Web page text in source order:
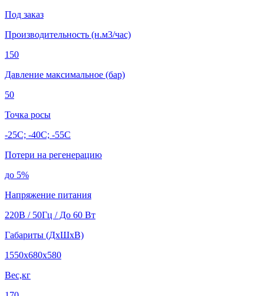
Под заказ
Производительность (н.м3/час)
150
Давление максимальное (бар)
50
Точка росы
-25C; -40C; -55C
Потери на регенерацию
до 5%
Напряжение питания
220В / 50Гц / До 60 Вт
Габариты (ДхШхВ)
1550х680х580
Вес,кг